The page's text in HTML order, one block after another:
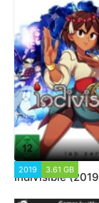
2019 3.61 GB
Indivisible